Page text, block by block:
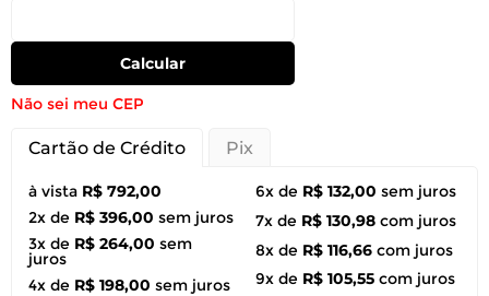
Calcular
Não sei meu CEP
Cartão de Crédito Pix
à vista R$ 792,00
2x de R$ 396,00 sem juros
3x de R$ 264,00 sem
juros
4x de R$ 198,00 sem juros
6x de R$ 132,00 sem juros
7x de R$ 130,98 com juros
8x de R$ 116,66 com juros
9x de R$ 105,55 com juros